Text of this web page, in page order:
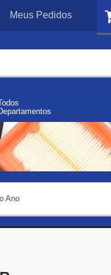
Meus Pedidos
Ano